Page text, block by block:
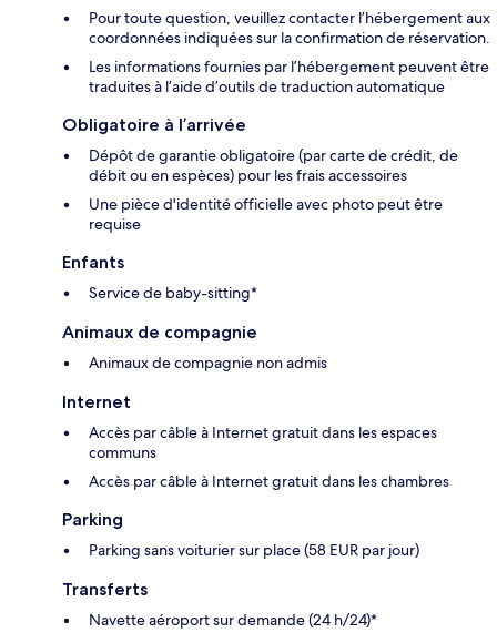
Pour toute question, veuillez contacter l’hébergement aux
coordonnées indiquées sur la confirmation de réservation.
Les informations fournies par l’hébergement peuvent être
traduites à l’aide d’outils de traduction automatique
Obligatoire à l’arrivée
Dépôt de garantie obligatoire (par carte de crédit, de
débit ou en espèces) pour les frais accessoires
Une pièce d'identité officielle avec photo peut être
requise
Enfants
Service de baby-sitting*
Animaux de compagnie
Animaux de compagnie non admis
Internet
Accès par câble à Internet gratuit dans les espaces
communs
Accès par câble à Internet gratuit dans les chambres
Parking
Parking sans voiturier sur place (58 EUR par jour)
Transferts
Navette aéroport sur demande (24 h/24)*